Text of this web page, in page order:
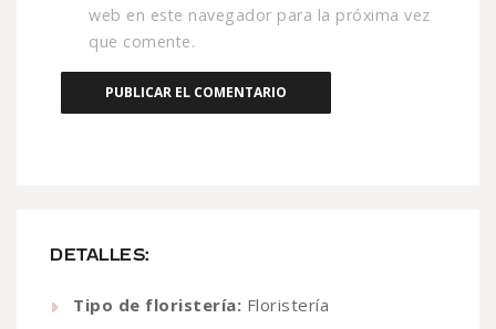
DETALLES:
Tipo de floristería: Floristería
web en este navegador para la próxima vez
que comente.